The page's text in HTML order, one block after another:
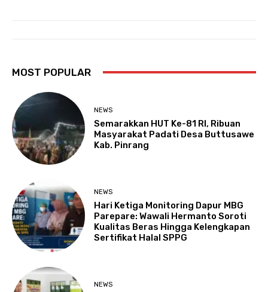
MOST POPULAR
NEWS
Semarakkan HUT Ke-81 RI, Ribuan
Masyarakat Padati Desa Buttusawe
Kab. Pinrang
NEWS
Hari Ketiga Monitoring Dapur MBG
Parepare: Wawali Hermanto Soroti
Kualitas Beras Hingga Kelengkapan
Sertifikat Halal SPPG
NEWS